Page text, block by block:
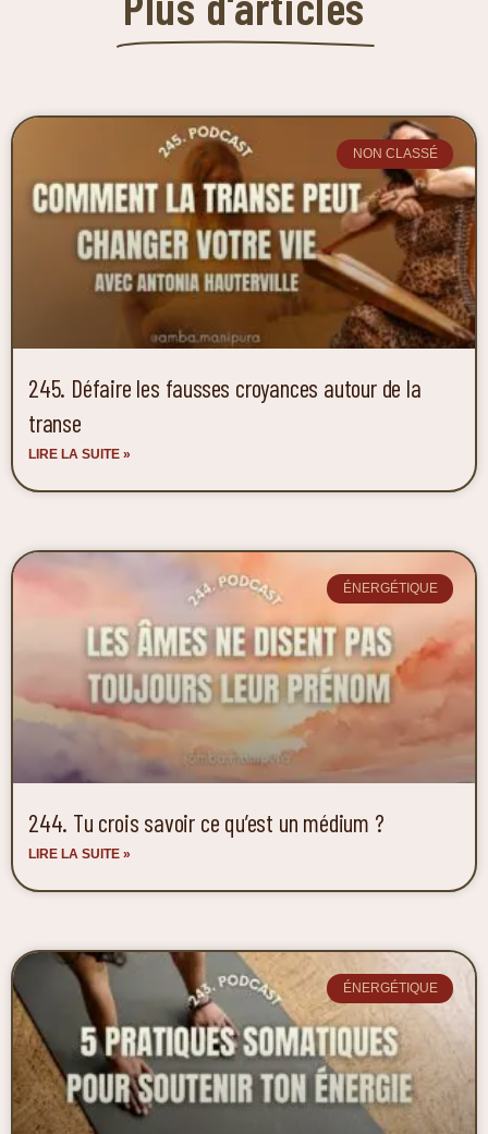
NON CLASSÉ
245. Défaire les fausses croyances autour de la
transe
LIRE LA SUITE »
ÉNERGÉTIQUE
244. Tu crois savoir ce qu’est un médium ?
LIRE LA SUITE »
ÉNERGÉTIQUE